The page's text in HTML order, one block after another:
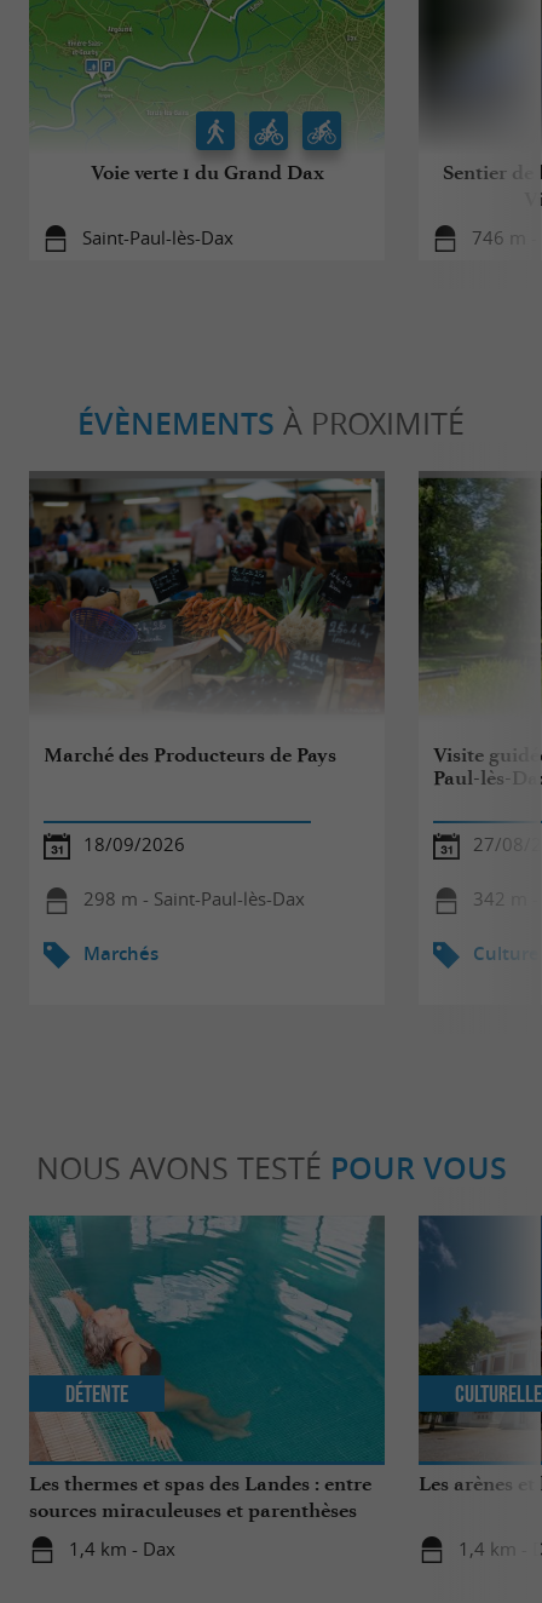
Voie verte 1 du Grand Dax
Saint-Paul-lès-Dax
Sentier de
746 m -
ÉVÈNEMENTS À PROXIMITÉ
Marché des Producteurs de Pays
18/09/2026
298 m - Saint-Paul-lès-Dax
Marchés
Visite
Paul-lès-
27/08/
342 m -
Culture
NOUS AVONS TESTÉ POUR VOUS
Les thermes et spas des Landes : entre
sources miraculeuses et parenthèses
bien-être
1,4 km - Dax
Détente
Les arènes
1,4 km -
Culturelle